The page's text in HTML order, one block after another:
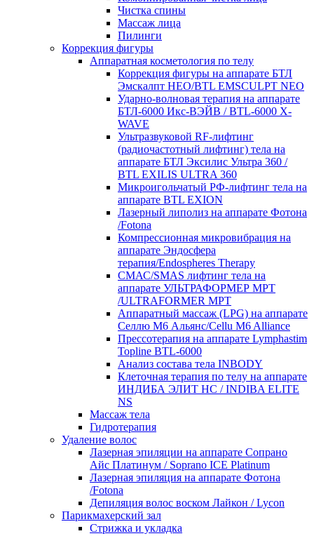
Чистка спины
Массаж лица
Пилинги
Коррекция фигуры
Аппаратная косметология по телу
Коррекция фигуры на аппарате БТЛ
Эмскалпт НЕО/BTL EMSCULPT NEO
Ударно-волновая терапия на аппарате
БТЛ-6000 Икс-ВЭЙВ / BTL-6000 X-
WAVE
Ультразвуковой RF‑лифтинг
(радиочастотный лифтинг) тела на
аппарате БТЛ Эксилис Ультра 360 /
BTL EXILIS ULTRA 360
Микроигольчатый РФ-лифтинг тела на
аппарате BTL EXION
Лазерный липолиз на аппарате Фотона
/Fotona
Компрессионная микровибрация на
аппарате Эндосфера
терапия/Endospheres Therapy
СМАС/SMAS лифтинг тела на
аппарате УЛЬТРАФОРМЕР MPT
/ULTRAFORMER MPT
Аппаратный массаж (LPG) на аппарате
Селлю М6 Альянс/Cellu M6 Alliance
Прессотерапия на аппарате Lymphastim
Topline BTL-6000
Анализ состава тела INBODY
Клеточная терапия по телу на аппарате
ИНДИБА ЭЛИТ НС / INDIBA ELITE
NS
Массаж тела
Гидротерапия
Удаление волос
Лазерная эпиляции на аппарате Сопрано
Айс Платинум / Soprano ICE Platinum
Лазерная эпиляция на аппарате Фотона
/Fotona
Депиляция волос воском Лайкон / Lycon
Парикмахерский зал
Стрижка и укладка